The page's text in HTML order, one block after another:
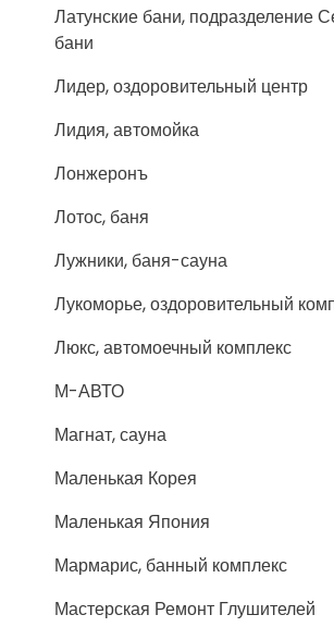
Латунские бани, подразделение
бани
Лидер, оздоровительный центр
Лидия, автомойка
Лонжеронъ
Лотос, баня
Лужники, баня-сауна
Лукоморье, оздоровительный
Люкс, автомоечный комплекс
М-АВТО
Магнат, сауна
Маленькая Корея
Маленькая Япония
Мармарис, банный комплекс
Мастерская Ремонт Глушителей